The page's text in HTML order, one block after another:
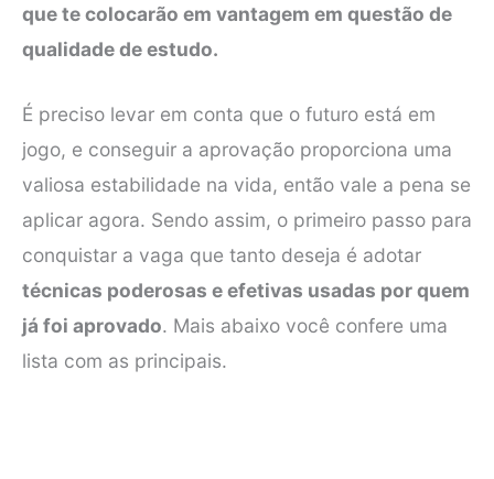
que te colocarão em vantagem em questão de
qualidade de estudo.
É preciso levar em conta que o futuro está em
jogo, e conseguir a aprovação proporciona uma
valiosa estabilidade na vida, então vale a pena se
aplicar agora. Sendo assim, o primeiro passo para
conquistar a vaga que tanto deseja é adotar
técnicas poderosas e efetivas usadas por quem
já foi aprovado. Mais abaixo você confere uma
lista com as principais.